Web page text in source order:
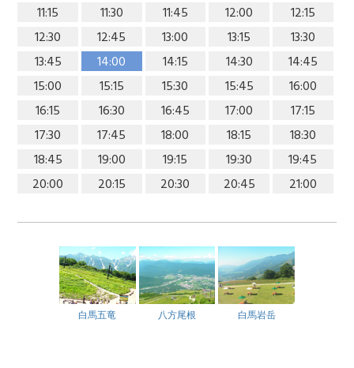
11:15
11:30 11:45 12:00
12:15
12:30
12:45 13:00 13:15
13:30
13:45
14:00 14:15 14:30
14:45
15:00
15:15 15:30 15:45
16:00
16:15
16:30 16:45 17:00
17:15
17:30
17:45 18:00 18:15
18:30
18:45
19:00 19:15 19:30
19:45
20:00
20:15 20:30 20:45 21:00
白馬五竜 八方尾根 白馬岩岳